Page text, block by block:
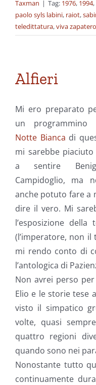
Taxman | Tag: 1976, 1994,
paolo syls labini, raiot,
teledittatura,viva
Alfieri
Mi ero preparato
un
Notte Bianca di
mi sarebbe
a sentire
Campidoglio, ma
anche potuto fare a
dire il vero. Mi
l’esposizione
(l’imperatore, non
mi rendo conto di
l’antologica di
Non avrei perso
Elio e le storie tese
visto il simpatico
volte, quasi
quattro regioni
quando sono nei
Nonostante tutto
continuamente